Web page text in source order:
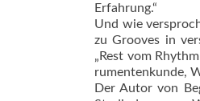
Erfahrung.“
Und wie
zu Grooves in
„Rest vom
rumentenkunde,
Der Autor von